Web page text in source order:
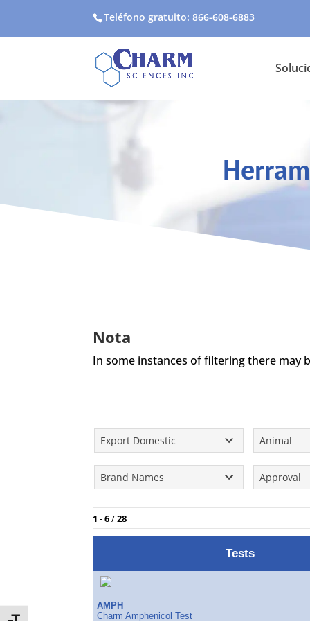
Teléfono gratuito: 866-608-6883
Nota
In some instances of filtering there may